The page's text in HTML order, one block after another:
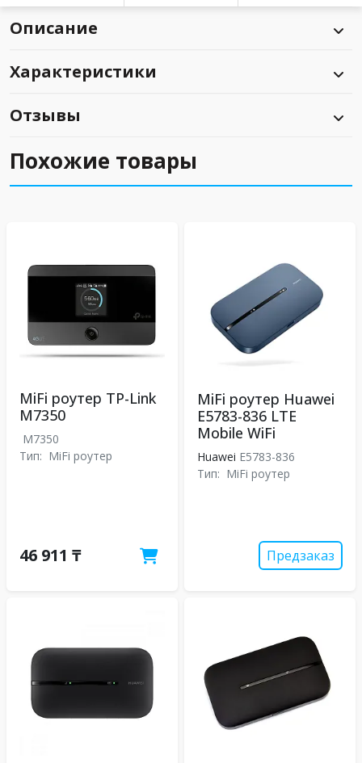
Описание
Характеристики
Отзывы
Похожие товары
MiFi роутер TP-Link
M7350
M7350
Тип: MiFi роутер
46 911 ₸
MiFi роутер Huawei
E5783-836 LTE
Mobile WiFi
Huawei E5783-836
Тип: MiFi роутер
Предзаказ